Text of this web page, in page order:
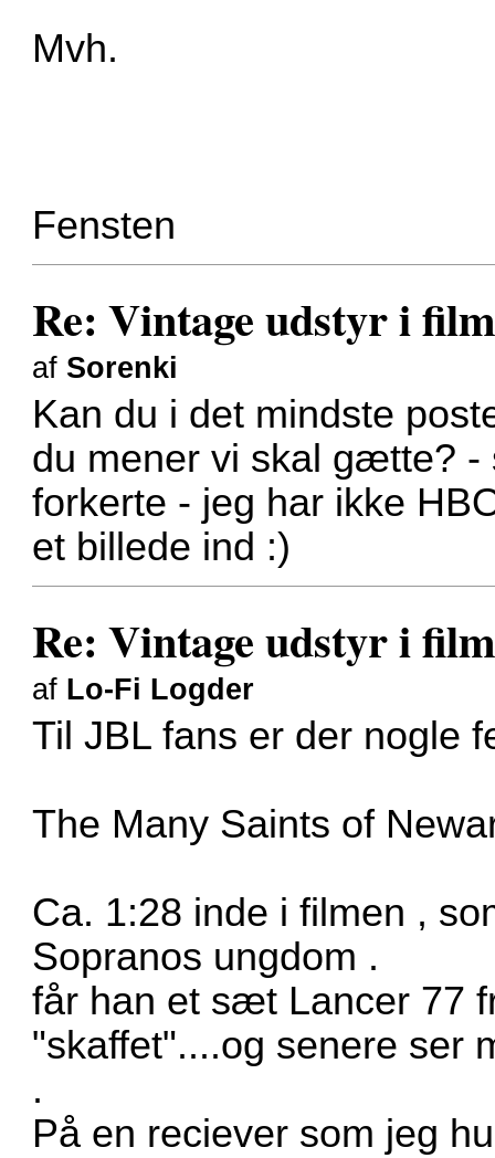
Mvh.
Fensten
Re: Vintage udstyr i
af Sorenki
Kan du i det mindste
du mener vi skal gætte? -
forkerte - jeg har ikke
et billede ind :)
Re: Vintage udstyr i
af Lo-Fi Logder
Til JBL fans er der nogle
The Many Saints of
Ca. 1:28 inde i filmen ,
Sopranos ungdom .
får han et sæt Lancer 77
"skaffet"....og senere ser
.
På en reciever som jeg